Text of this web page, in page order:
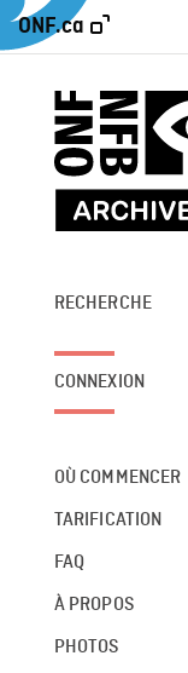
ONF.ca
RECHERCHE
CONNEXION
OÙ COMMENCER
TARIFICATION
FAQ
À PROPOS
PHOTOS